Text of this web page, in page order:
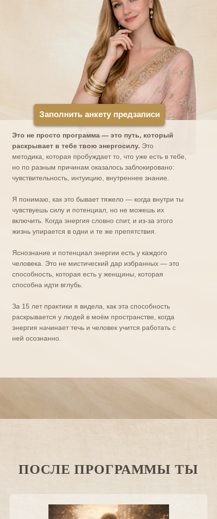
Это не просто программа — это путь, который
раскрывает в тебе твою энергосилу. Это
методика, которая пробуждает то, что уже есть в тебе,
но по разным причинам оказалось заблокировано:
чувствительность, интуицию, внутреннее знание.
Я понимаю, как это бывает тяжело — когда внутри ты
чувствуешь силу и потенциал, но не можешь их
включить. Когда энергия словно спит, и из-за этого
жизнь упирается в одни и те же препятствия.
Яснознание и потенциал энергии есть у каждого
человека. Это не мистический дар избранных — это
способность, которая есть у женщины, которая
способна идти вглубь.
За 15 лет практики я видела, как эта способность
раскрывается у людей в моём пространстве, когда
энергия начинает течь и человек учится работать с
ней осознанно.
Заполнить анкету предзаписи
ПОСЛЕ ПРОГРАММЫ ТЫ